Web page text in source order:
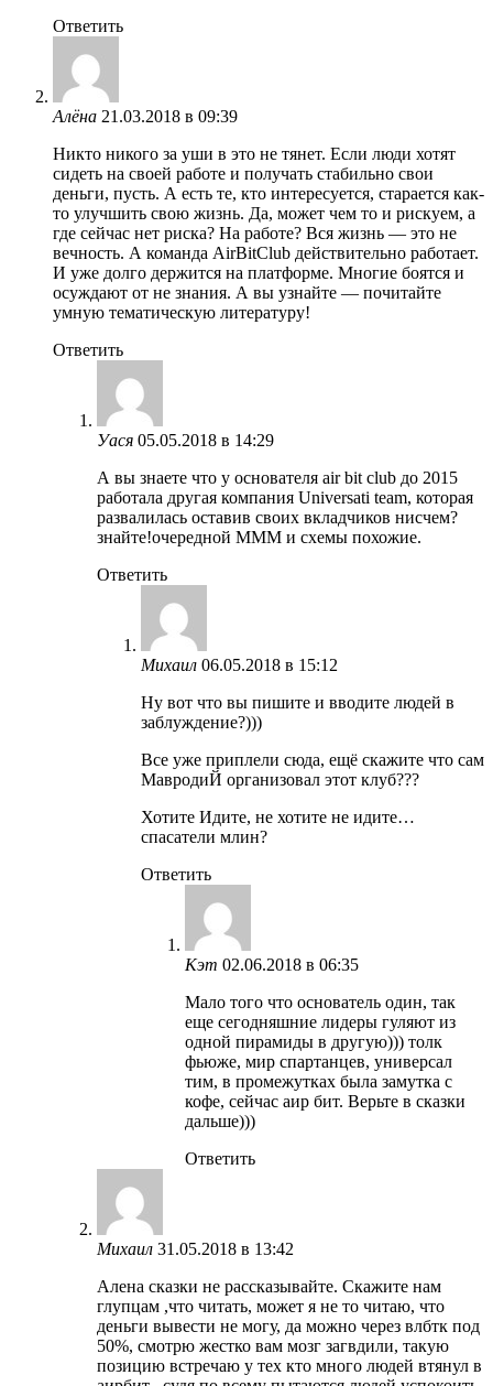
Ответить
Алёна 21.03.2018 в 09:39
Никто никого за уши в это не тянет. Если люди хотят
сидеть на своей работе и получать стабильно свои
деньги, пусть. А есть те, кто интересуется, старается как-
то улучшить свою жизнь. Да, может чем то и рискуем, а
где сейчас нет риска? На работе? Вся жизнь — это не
вечность. А команда AirBitClub действительно работает.
И уже долго держится на платформе. Многие боятся и
осуждают от не знания. А вы узнайте — почитайте
умную тематическую литературу!
Ответить
Уася 05.05.2018 в 14:29
А вы знаете что у основателя air bit club до 2015
работала другая компания Universati team, которая
развалилась оставив своих вкладчиков нисчем?
знайте!очередной МММ и схемы похожие.
Ответить
Михаил 06.05.2018 в 15:12
Ну вот что вы пишите и вводите людей в
заблуждение?)))
Все уже приплели сюда, ещё скажите что сам
МавродиЙ организовал этот клуб???
Хотите Идите, не хотите не идите…
спасатели млин?
Ответить
Кэт 02.06.2018 в 06:35
Мало того что основатель один, так
еще сегодняшние лидеры гуляют из
одной пирамиды в другую))) толк
фьюже, мир спартанцев, универсал
тим, в промежутках была замутка с
кофе, сейчас аир бит. Верьте в сказки
дальше)))
Ответить
Михаил 31.05.2018 в 13:42
Алена сказки не рассказывайте. Скажите нам
глупцам ,что читать, может я не то читаю, что
деньги вывести не могу, да можно через влбтк под
50%, смотрю жестко вам мозг загвдили, такую
позицию встречаю у тех кто много людей втянул в